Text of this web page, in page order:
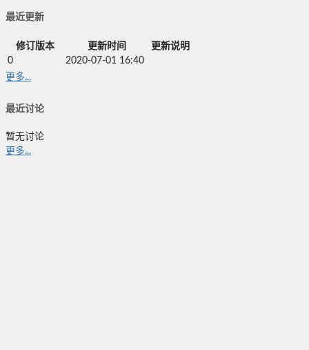
最近更新
修订版本 更新时间
更新说明
0
2020-07-01 16:40
更多...
最近讨论
暂无讨论
更多...